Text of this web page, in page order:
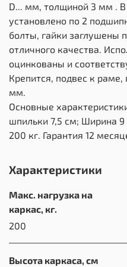
D... мм, толщиной 3 мм .
установлено по 2
болты, гайки заглушены
отличного качества.
оцинкованы и
Крепится, подвес к
мм.
Основные
шпильки 7,5 см; Ширина
200 кг. Гарантия 12
Характеристики
Макс. нагрузка на
каркас, кг.
200
Высота каркаса, см